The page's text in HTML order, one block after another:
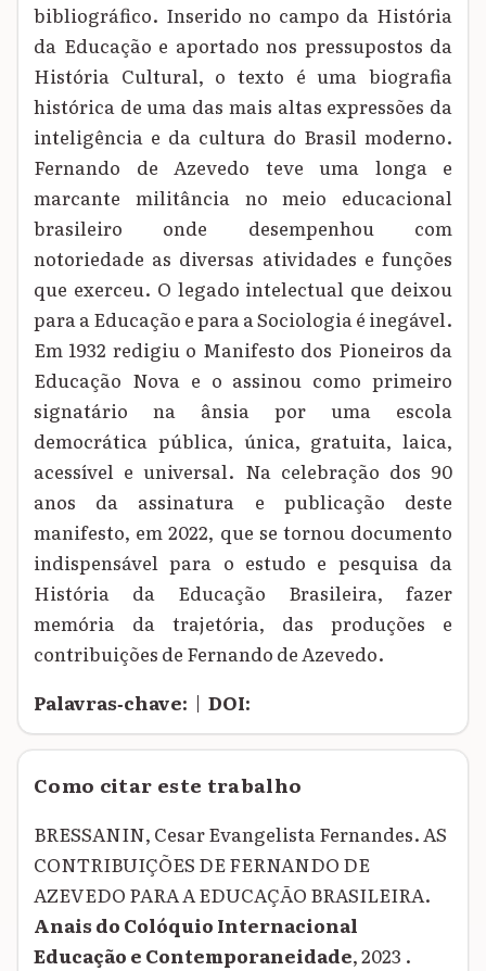
bibliográfico. Inserido no campo da História
da Educação e aportado nos pressupostos da
História Cultural, o texto é uma biografia
histórica de uma das mais altas expressões da
inteligência e da cultura do Brasil moderno.
Fernando de Azevedo teve uma longa e
marcante militância no meio educacional
brasileiro onde desempenhou com
notoriedade as diversas atividades e funções
que exerceu. O legado intelectual que deixou
para a Educação e para a Sociologia é inegável.
Em 1932 redigiu o Manifesto dos Pioneiros da
Educação Nova e o assinou como primeiro
signatário na ânsia por uma escola
democrática pública, única, gratuita, laica,
acessível e universal. Na celebração dos 90
anos da assinatura e publicação deste
manifesto, em 2022, que se tornou documento
indispensável para o estudo e pesquisa da
História da Educação Brasileira, fazer
memória da trajetória, das produções e
contribuições de Fernando de Azevedo.
Palavras‑chave: | DOI:
Como citar este trabalho
BRESSANIN, Cesar Evangelista Fernandes. AS
CONTRIBUIÇÕES DE FERNANDO DE
AZEVEDO PARA A EDUCAÇÃO BRASILEIRA.
Anais do Colóquio Internacional
Educação e Contemporaneidade, 2023 .